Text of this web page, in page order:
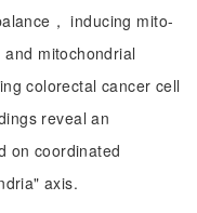
， inducing mito-
and mitochondrial
colorectal cancer cell
reveal an
on coordinated
axis.